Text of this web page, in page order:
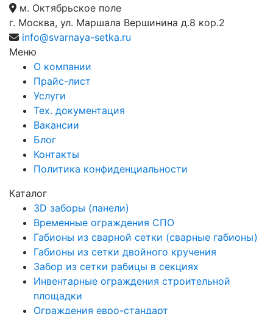
м. Октябрьское поле
г. Москва, ул. Маршала Вершинина д.8 кор.2
info@svarnaya-setka.ru
Меню
О компании
Прайс-лист
Услуги
Тех. документация
Вакансии
Блог
Контакты
Политика конфиденциальности
Каталог
3D заборы (панели)
Временные ограждения СПО
Габионы из сварной сетки (сварные габионы)
Габионы из сетки двойного кручения
Забор из сетки рабицы в секциях
Инвентарные ограждения строительной
площадки
Ограждения евро-стандарт